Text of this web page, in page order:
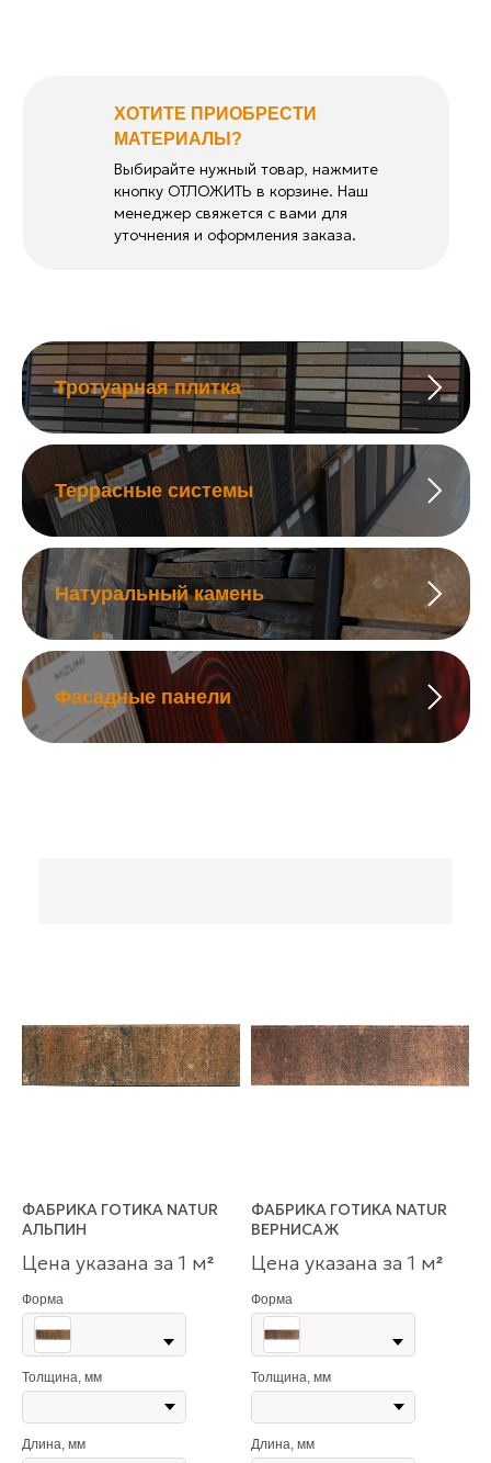
Выбирайте нужный товар, нажмите
кнопку ОТЛОЖИТЬ в корзине. Наш
менеджер свяжется с вами для
уточнения и оформления заказа.
ХОТИТЕ ПРИОБРЕСТИ
МАТЕРИАЛЫ?
Тротуарная плитка
Террасные системы
Натуральный камень
Фасадные панели
ФАБРИКА ГОТИКА NATUR
АЛЬПИН
Цена указана за 1 м²
Форма
Толщина, мм
Длина, мм
ФАБРИКА ГОТИКА NATUR
ВЕРНИСАЖ
Цена указана за 1 м²
Форма
Толщина, мм
Длина, мм